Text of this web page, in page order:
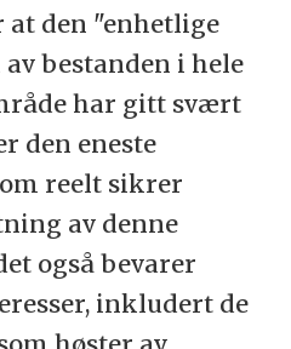
17 i
Russland
ett år etter
er
Kristin
at
at den "enhetlige
bestanden i hele
har gitt svært
den eneste
reelt sikrer
av denne
også bevarer
inkludert de